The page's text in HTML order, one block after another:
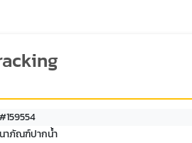
าภัณฑ์ปากน้ำ